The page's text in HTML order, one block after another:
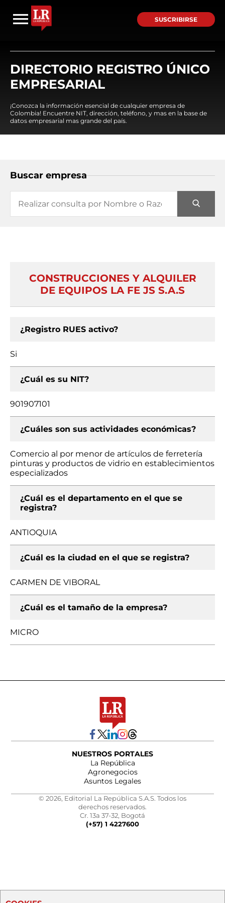
SUSCRIBIRSE
DIRECTORIO REGISTRO ÚNICO
EMPRESARIAL
¡Conozca la información esencial de cualquier empresa de
Colombia! Encuentre NIT, dirección, teléfono, y mas en la base de
datos empresarial mas grande del país.
Buscar empresa
CONSTRUCCIONES Y ALQUILER
DE EQUIPOS LA FE JS S.A.S
¿Registro RUES activo?
Si
¿Cuál es su NIT?
901907101
¿Cuáles son sus actividades económicas?
Comercio al por menor de artículos de ferretería
pinturas y productos de vidrio en establecimientos
especializados
¿Cuál es el departamento en el que se
registra?
ANTIOQUIA
¿Cuál es la ciudad en el que se registra?
CARMEN DE VIBORAL
¿Cuál es el tamaño de la empresa?
MICRO
NUESTROS PORTALES
La República
Agronegocios
Asuntos Legales
© 2026, Editorial La República S.A.S. Todos los
derechos reservados.
Cr. 13a 37-32, Bogotá
(+57) 1 4227600